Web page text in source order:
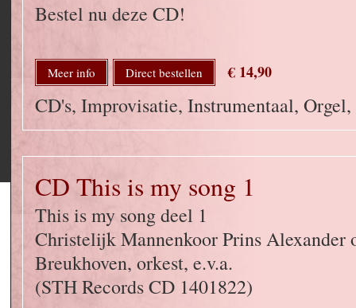
Bestel nu deze CD!
Meer info Direct bestellen € 14,90
CD's, Improvisatie, Instrumentaal,
CD This is my song 1
This is my song deel 1
Christelijk Mannenkoor Prins Alexander
Breukhoven, orkest, e.v.a.
(STH Records CD 1401822)